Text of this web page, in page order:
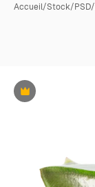
Accueil/Stock/PSD/
Premium